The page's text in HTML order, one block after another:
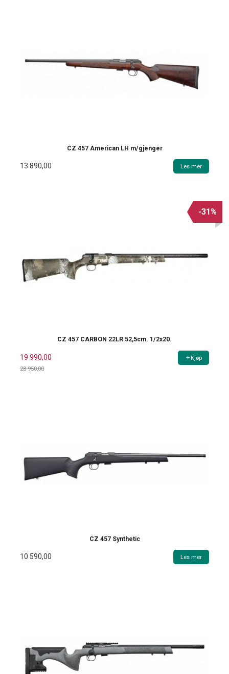
CZ 457 American LH m/gjenger
13 890,00 Les mer
CZ 457 CARBON 22LR 52,5cm. 1/2x20.
19 990,00
28 950,00
-31%
Kjøp
CZ 457 Synthetic
10 590,00 Les mer